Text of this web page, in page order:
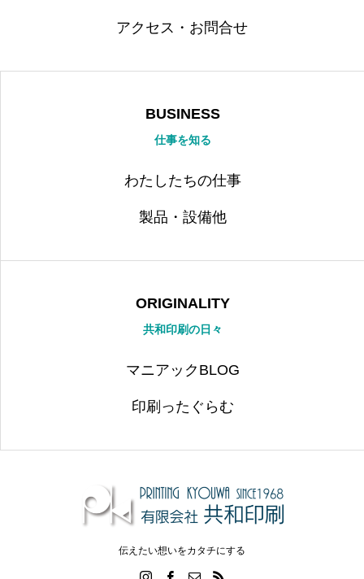
アクセス・お問合せ
BUSINESS
仕事を知る
わたしたちの仕事
製品・設備他
ORIGINALITY
共和印刷の日々
マニアックBLOG
印刷ったぐらむ
伝えたい想いをカタチにする